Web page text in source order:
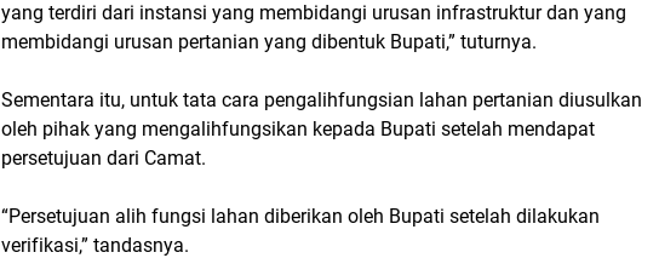
yang terdiri dari instansi yang membidangi urusan infrastruktur dan yang
membidangi urusan pertanian yang dibentuk Bupati,” tuturnya.
Sementara itu, untuk tata cara pengalihfungsian lahan pertanian diusulkan
oleh pihak yang mengalihfungsikan kepada Bupati setelah mendapat
persetujuan dari Camat.
“Persetujuan alih fungsi lahan diberikan oleh Bupati setelah dilakukan
verifikasi,” tandasnya.